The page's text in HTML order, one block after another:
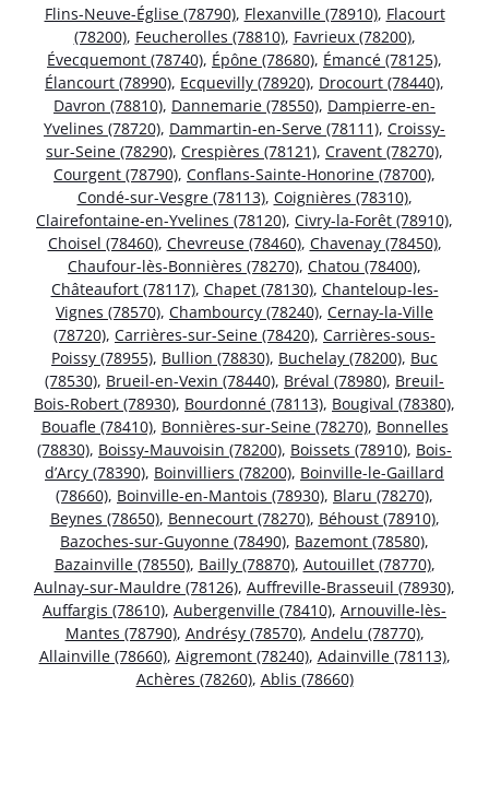
Flins-Neuve-Église (78790), Flexanville (78910), Flacourt
(78200), Feucherolles (78810), Favrieux (78200),
Évecquemont (78740), Épône (78680), Émancé (78125),
Élancourt (78990), Ecquevilly (78920), Drocourt (78440),
Davron (78810), Dannemarie (78550), Dampierre-en-
Yvelines (78720), Dammartin-en-Serve (78111), Croissy-
sur-Seine (78290), Crespières (78121), Cravent (78270),
Courgent (78790), Conflans-Sainte-Honorine (78700),
Condé-sur-Vesgre (78113), Coignières (78310),
Clairefontaine-en-Yvelines (78120), Civry-la-Forêt (78910),
Choisel (78460), Chevreuse (78460), Chavenay (78450),
Chaufour-lès-Bonnières (78270), Chatou (78400),
Châteaufort (78117), Chapet (78130), Chanteloup-les-
Vignes (78570), Chambourcy (78240), Cernay-la-Ville
(78720), Carrières-sur-Seine (78420), Carrières-sous-
Poissy (78955), Bullion (78830), Buchelay (78200), Buc
(78530), Brueil-en-Vexin (78440), Bréval (78980), Breuil-
Bois-Robert (78930), Bourdonné (78113), Bougival (78380),
Bouafle (78410), Bonnières-sur-Seine (78270), Bonnelles
(78830), Boissy-Mauvoisin (78200), Boissets (78910), Bois-
d’Arcy (78390), Boinvilliers (78200), Boinville-le-Gaillard
(78660), Boinville-en-Mantois (78930), Blaru (78270),
Beynes (78650), Bennecourt (78270), Béhoust (78910),
Bazoches-sur-Guyonne (78490), Bazemont (78580),
Bazainville (78550), Bailly (78870), Autouillet (78770),
Aulnay-sur-Mauldre (78126), Auffreville-Brasseuil (78930),
Auffargis (78610), Aubergenville (78410), Arnouville-lès-
Mantes (78790), Andrésy (78570), Andelu (78770),
Allainville (78660), Aigremont (78240), Adainville (78113),
Achères (78260), Ablis (78660)